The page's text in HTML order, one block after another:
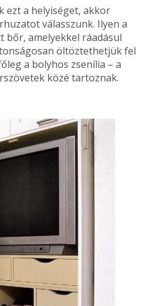
ezt a helyiséget, akkor
válasszunk. Ilyen a
bőr, amelyekkel ráadásul
öltöztethetjük fel
a bolyhos zsenília – a
közé tartoznak.